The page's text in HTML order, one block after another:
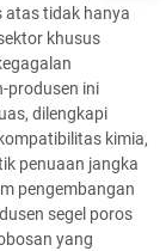
atas tidak hanya
khusus
produsen ini
dilengkapi
kimia,
penuaan jangka
pengembangan
segel poros
yang